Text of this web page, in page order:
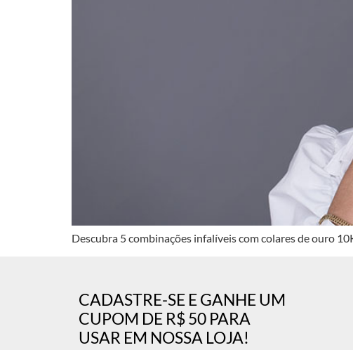
Descubra 5 combinações infalíveis com colares de ouro
CADASTRE-SE E GANHE UM
CUPOM DE R$ 50 PARA
USAR EM NOSSA LOJA!